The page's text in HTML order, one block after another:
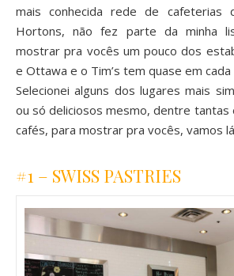
mais conhecida rede de cafeterias
Hortons, não fez parte da minha
mostrar pra vocês um pouco dos
e Ottawa e o Tim’s tem quase em cada
Selecionei alguns dos lugares mais
ou só deliciosos mesmo, dentre tantas
cafés, para mostrar pra vocês, vamos
#1 – SWISS PASTRIES